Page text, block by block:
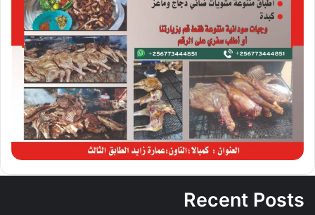
Recent Posts